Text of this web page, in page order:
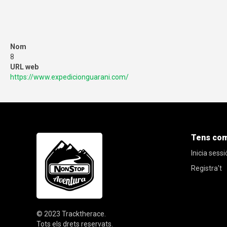
Nom
8
URL web
https://www.expedicionguarani.com/
© 2023 Tracktherace
Tots els drets reservats.
Tens
Inicia
Registra't